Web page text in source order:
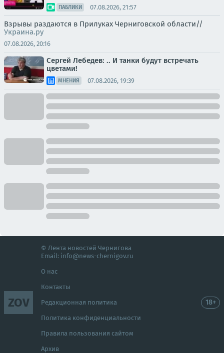
ПАБЛИКИ 07.08.2026, 21:57
Взрывы раздаются в Прилуках Черниговской области//
Украина.ру
07.08.2026, 20:16
Сергей Лебедев: .. И танки будут встречать
цветами!
МНЕНИЯ 07.08.2026, 19:39
ZOV
© Лента новостей Чернигова
Email: info@news-chernigov.ru
О нас
Контакты
Редакционная политика
Политика конфиденциальности
Правила пользования сайтом
Архив
18+